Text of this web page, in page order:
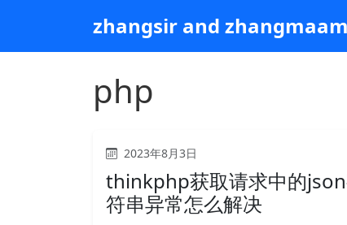
主
zhangsir and zhangmaam
php
2023年8月3日
thinkphp获取请求中的
符串异常怎么解决